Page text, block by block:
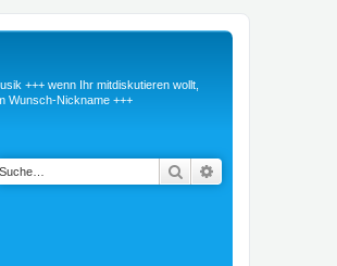
+++ wenn Ihr mitdiskutieren wollt,
Wunsch-Nickname +++
Suche